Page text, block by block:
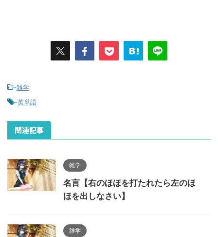
-雑学
-英単語
関連記事
雑学
名言【右のほほを打たれたら左のほ
ほを出しなさい】
雑学